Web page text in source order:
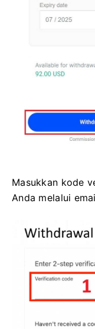
Masukkan kode
Anda melalui